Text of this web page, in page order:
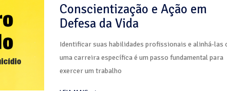
Conscientização e Ação em
Defesa da Vida
Identificar suas habilidades profissionais e alinhá-las
uma carreira específica é um passo fundamental para
exercer um trabalho